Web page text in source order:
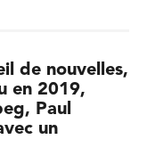
de nouvelles,
en 2019,
Paul
un